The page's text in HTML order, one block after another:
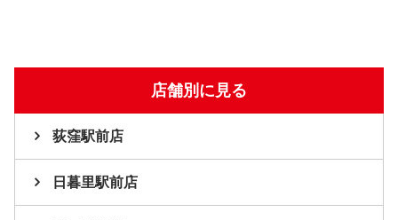
店舗別に見る
荻窪駅前店
日暮里駅前店